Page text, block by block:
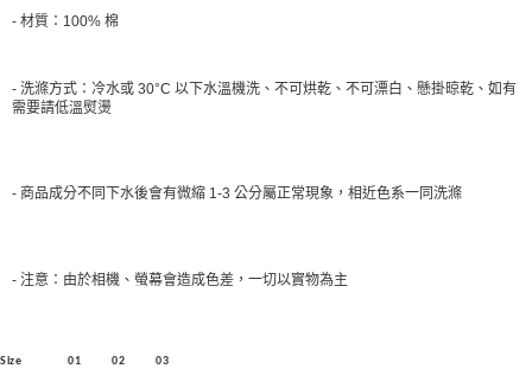
- 材質：100% 棉
- 洗滌方式：冷水或 30°C 以下水溫機洗、不可烘乾、不可漂白、懸掛晾乾、如有
需要請低溫熨燙
- 商品成分不同下水後會有微縮 1-3 公分屬正常現象，相近色系一同洗滌
- 注意：由於相機、螢幕會造成色差，一切以實物為主
Size 01 02 03